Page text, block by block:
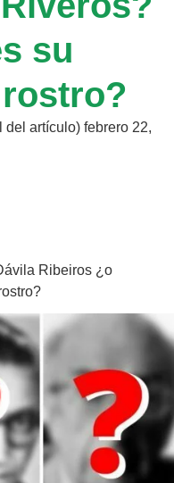
su
del artículo) febrero 22,
Ribeiros ¿o